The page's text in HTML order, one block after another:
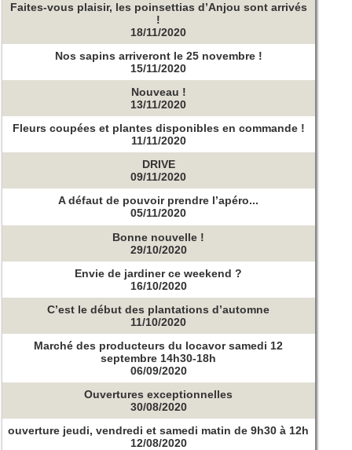
Faites-vous plaisir, les poinsettias d’Anjou sont arrivés
!
18/11/2020
Nos sapins arriveront le 25 novembre !
15/11/2020
Nouveau !
13/11/2020
Fleurs coupées et plantes disponibles en commande !
11/11/2020
DRIVE
09/11/2020
A défaut de pouvoir prendre l’apéro...
05/11/2020
Bonne nouvelle !
29/10/2020
Envie de jardiner ce weekend ?
16/10/2020
C’est le début des plantations d’automne
11/10/2020
Marché des producteurs du locavor samedi 12
septembre 14h30-18h
06/09/2020
Ouvertures exceptionnelles
30/08/2020
ouverture jeudi, vendredi et samedi matin de 9h30 à 12h
12/08/2020